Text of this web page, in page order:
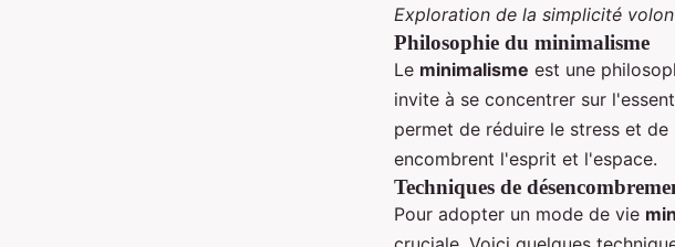
Exploration de la simplicité
Philosophie du minimalisme
Le minimalisme est une
invite à se concentrer sur
permet de réduire le stress et
encombrent l'esprit et l'espace.
Techniques de
Pour adopter un mode de vie